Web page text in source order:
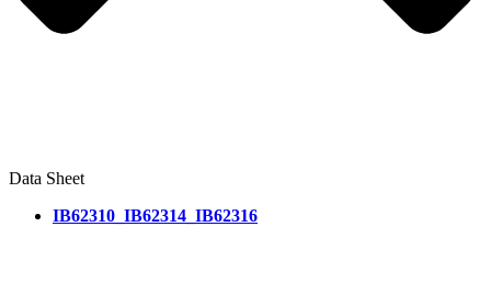
Data Sheet
IB62310_IB62314_IB62316